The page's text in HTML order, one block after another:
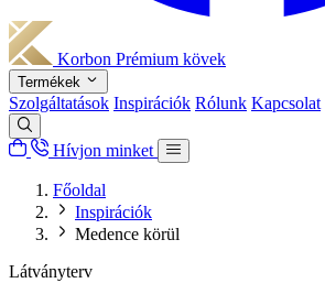
Korbon Prémium kövek
Termékek
Szolgáltatások Inspirációk Rólunk Kapcsolat
Hívjon minket
Főoldal
Inspirációk
Medence körül
Látványterv